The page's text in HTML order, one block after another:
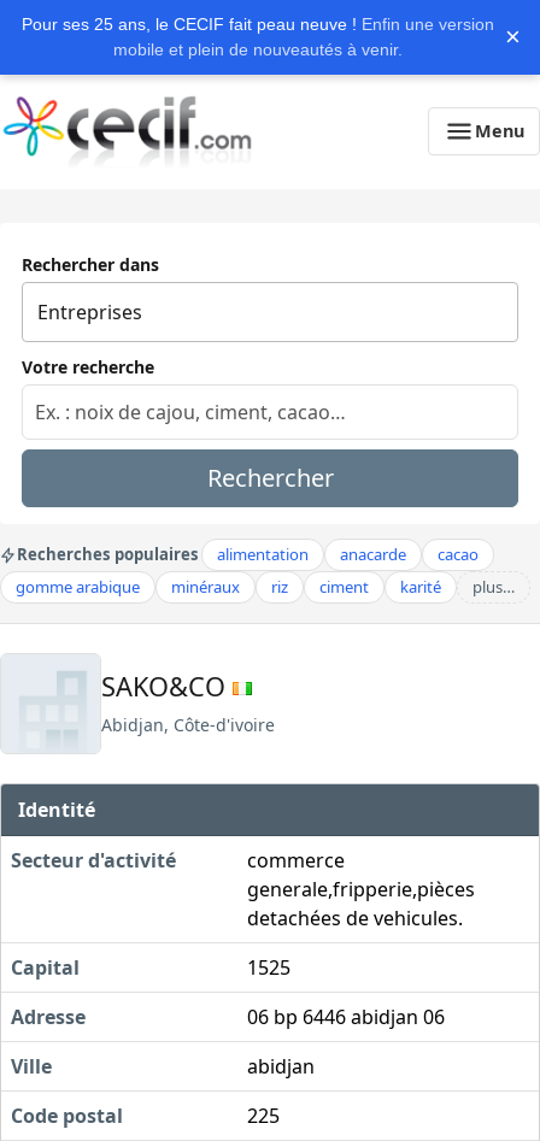
Pour ses 25 ans, le CECIF fait peau neuve ! Enfin une version
mobile et plein de nouveautés à venir.
×
Menu
Rechercher dans
Votre recherche
Rechercher
Recherches populaires alimentation anacarde
cacao
gomme arabique
minéraux riz ciment karité plus…
SAKO&CO
Abidjan, Côte-d'ivoire
Identité
Secteur d'activité
commerce
generale,fripperie,pièces
detachées de vehicules.
Capital
1525
Adresse
06 bp 6446 abidjan 06
Ville
abidjan
Code postal
225